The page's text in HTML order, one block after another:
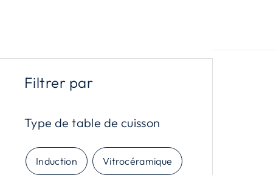
fonte sur chaque brûleur, qui sont
toutes sortes de plats.
Filtrer par
Type de table de cuisson
Induction Vitrocéramique